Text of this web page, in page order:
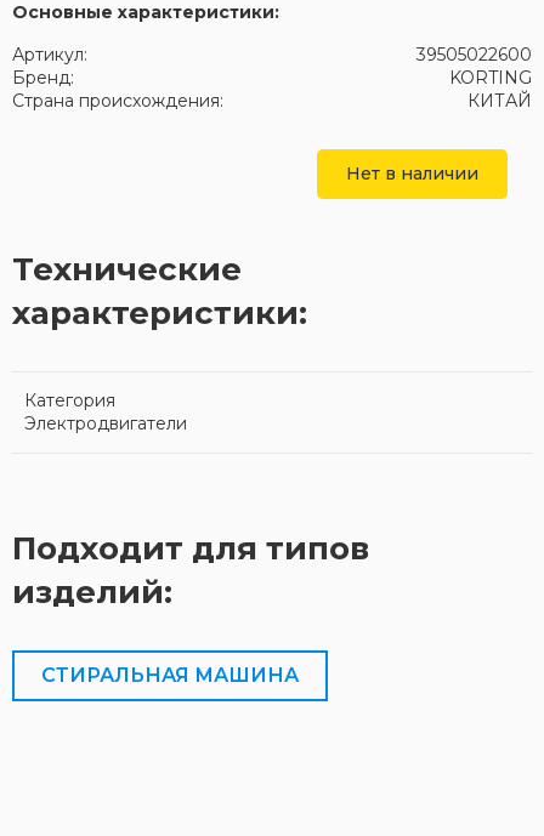
Основные характеристики:
Артикул:
39505022600
Бренд:
KORTING
Страна происхождения:
КИТАЙ
Нет в наличии
Технические
характеристики:
Категория
Электродвигатели
Подходит для типов
изделий:
СТИРАЛЬНАЯ МАШИНА